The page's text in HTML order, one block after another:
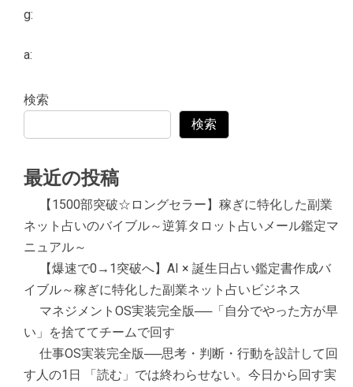
g:
a:
検索
検索
最近の投稿
【1500部突破☆ロングセラー】稼ぎに特化した副業
ネット占いのバイブル～逆算タロット占いメール鑑定マ
ニュアル～
【爆速で0→1突破へ】AI × 誕生日占い鑑定書作成バ
イブル～稼ぎに特化した副業ネット占いビジネス
マネジメントOS実装完全版──「自分でやった方が早
い」を捨ててチームで回す
仕事OS実装完全版──思考・判断・行動を設計して回
す人の1日 「読む」では終わらせない。今日から回す実